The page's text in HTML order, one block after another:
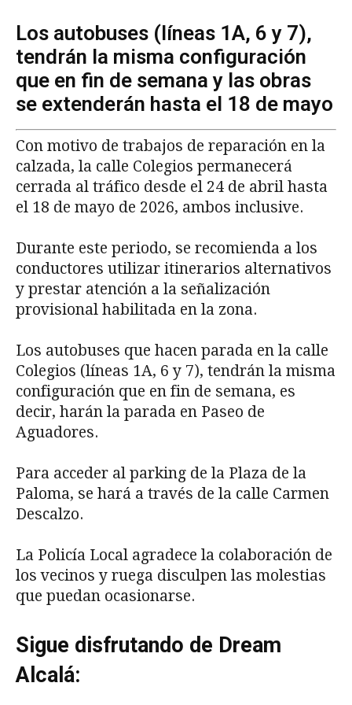
Los autobuses (líneas 1A, 6 y 7),
tendrán la misma configuración
que en fin de semana y las obras
se extenderán hasta el 18 de mayo
Con motivo de trabajos de reparación en la
calzada, la calle Colegios permanecerá
cerrada al tráfico desde el 24 de abril hasta
el 18 de mayo de 2026, ambos inclusive.
Durante este periodo, se recomienda a los
conductores utilizar itinerarios alternativos
y prestar atención a la señalización
provisional habilitada en la zona.
Los autobuses que hacen parada en la calle
Colegios (líneas 1A, 6 y 7), tendrán la misma
configuración que en fin de semana, es
decir, harán la parada en Paseo de
Aguadores.
Para acceder al parking de la Plaza de la
Paloma, se hará a través de la calle Carmen
Descalzo.
La Policía Local agradece la colaboración de
los vecinos y ruega disculpen las molestias
que puedan ocasionarse.
Sigue disfrutando de Dream
Alcalá: